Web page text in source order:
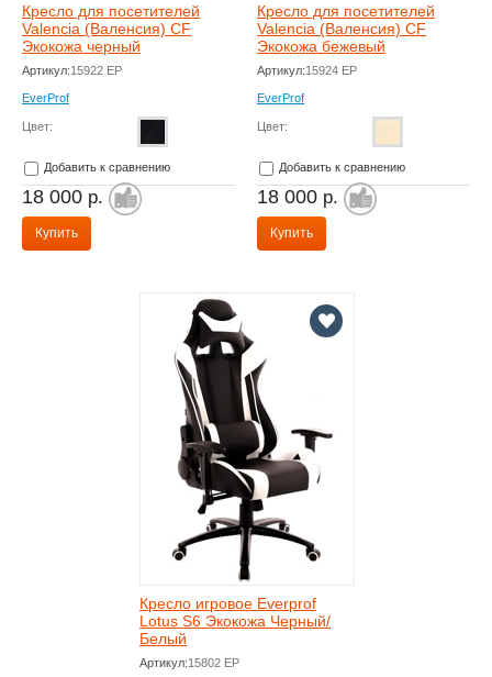
Кресло для посетителей
Valencia (Валенсия) CF
Экокожа черный
Артикул:15922 EP
EverProf
Цвет:
Добавить к сравнению
18 000 р.
Купить
Кресло для посетителей
Valencia (Валенсия) CF
Экокожа бежевый
Артикул:15924 EP
EverProf
Цвет:
Добавить к сравнению
18 000 р.
Купить
Кресло игровое Everprof
Lotus S6 Экокожа Черный/
Белый
Артикул:15802 EP